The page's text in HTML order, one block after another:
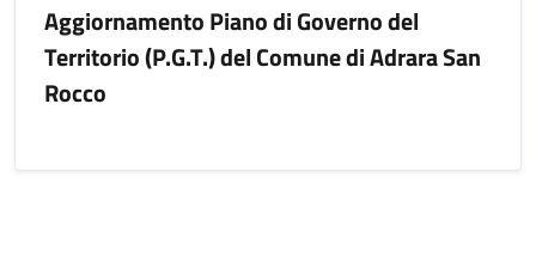
Aggiornamento Piano di Governo del
Territorio (P.G.T.) del Comune di Adrara San
Rocco